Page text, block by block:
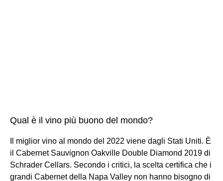
Qual è il vino più buono del mondo?
Il miglior vino al mondo del 2022 viene dagli Stati Uniti. È
il Cabernet Sauvignon Oakville Double Diamond 2019 di
Schrader Cellars. Secondo i critici, la scelta certifica che i
grandi Cabernet della Napa Valley non hanno bisogno di